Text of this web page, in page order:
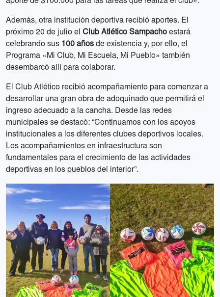
Además, otra institución deportiva recibió aportes. El
próximo 20 de julio el Club Atlético Sampacho estará
celebrando sus 100 años de existencia y, por ello, el
Programa «Mi Club, Mi Escuela, Mi Pueblo» también
desembarcó allí para colaborar.
El Club Atlético recibió acompañamiento para comenzar a
desarrollar una gran obra de adoquinado que permitirá el
ingreso adecuado a la cancha. Desde las redes
municipales se destacó: “Continuamos con los apoyos
institucionales a los diferentes clubes deportivos locales.
Los acompañamientos en infraestructura son
fundamentales para el crecimiento de las actividades
deportivas en los pueblos del interior”.